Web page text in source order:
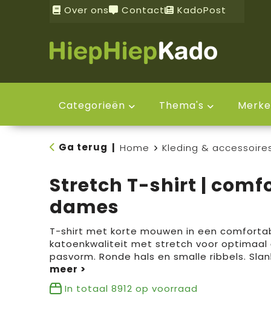
Over ons Contact KadoPost
Categorieën Thema's
Ga terug Home Kleding &
Stretch T-shirt |
dames
T-shirt met korte mouwen in een
katoenkwaliteit met stretch voor optimaal
pasvorm. Ronde hals en smalle ribbels.
In totaal 8912 op voorraad